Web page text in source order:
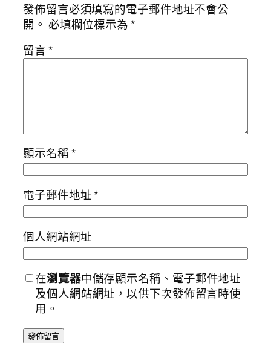
發佈留言必須填寫的電子郵件地址不會公
開。 必填欄位標示為*
留言*
顯示名稱*
電子郵件地址*
個人網站網址
在瀏覽器中儲存顯示名稱、電子郵件地址
及個人網站網址，以供下次發佈留言時使
用。